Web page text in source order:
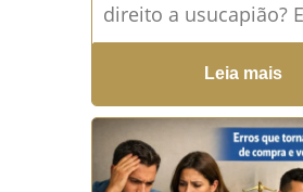
direito a usucapião?
pergunta ecoa
nos escritórios de
especialmente entre
que vivem...Leia
Leia mais